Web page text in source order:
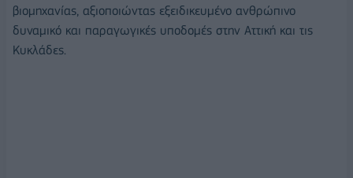
βιομηχανίας, αξιοποιώντας εξειδικευμένο ανθρώπινο
δυναμικό και παραγωγικές υποδομές στην Αττική και τις
Κυκλάδες.